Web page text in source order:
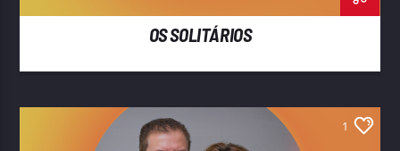
OS SOLITÁRIOS
1